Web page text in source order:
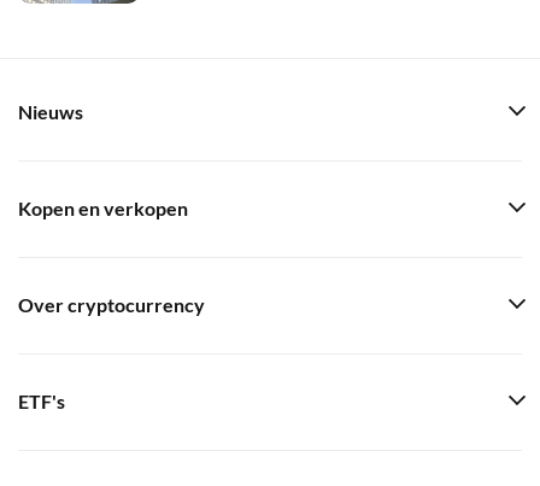
Nieuws
Kopen en verkopen
Over cryptocurrency
ETF's